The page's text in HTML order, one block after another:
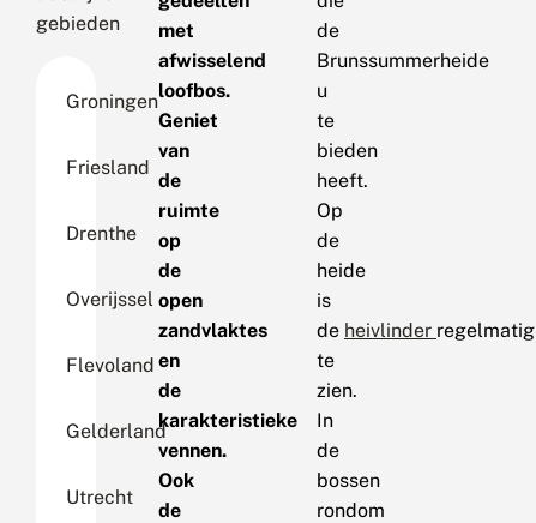
gebieden
Groningen
Friesland
Drenthe
Overijssel
Flevoland
Gelderland
Utrecht
met
afwisselend
loofbos.
Geniet
van
de
ruimte
op
de
open
zandvlaktes
en
de
karakteristieke
vennen.
Ook
de
de
Brunssummerheide
u
te
bieden
heeft.
Op
de
heide
is
de heivlinder regelmatig
te
zien.
In
de
bossen
rondom